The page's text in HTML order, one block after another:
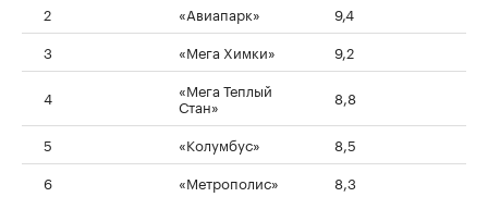
2 «Авиапарк»
9,4
3
«Мега Химки» 9,2
4 «Мега Теплый
Стан» 8,8
5 «Колумбус»
8,5
6
«Метрополис» 8,3